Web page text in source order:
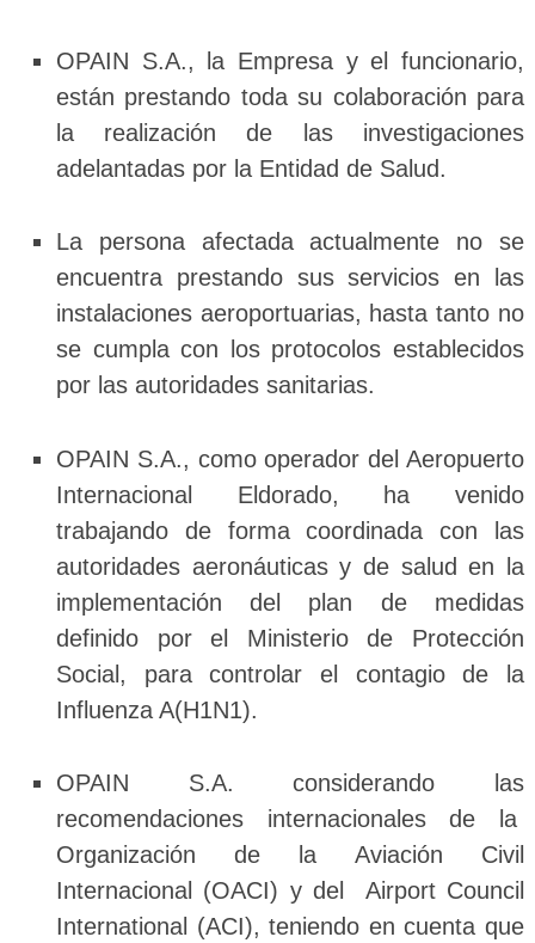
OPAIN S.A., la Empresa y el funcionario,
están prestando toda su colaboración para
la realización de las investigaciones
adelantadas por la Entidad de Salud.
La persona afectada actualmente no se
encuentra prestando sus servicios en las
instalaciones aeroportuarias, hasta tanto no
se cumpla con los protocolos establecidos
por las autoridades sanitarias.
OPAIN S.A., como operador del Aeropuerto
Internacional Eldorado, ha venido
trabajando de forma coordinada con las
autoridades aeronáuticas y de salud en la
implementación del plan de medidas
definido por el Ministerio de Protección
Social, para controlar el contagio de la
Influenza A(H1N1).
OPAIN S.A. considerando las
recomendaciones internacionales de la
Organización de la Aviación Civil
Internacional (OACI) y del Airport Council
International (ACI), teniendo en cuenta que